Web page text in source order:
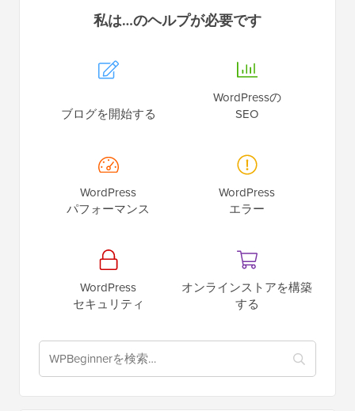
私は…のヘルプが必要です
ブログを開始する
WordPressの
SEO
WordPress
パフォーマンス
WordPress
エラー
WordPress
セキュリティ
オンラインストアを構築
する